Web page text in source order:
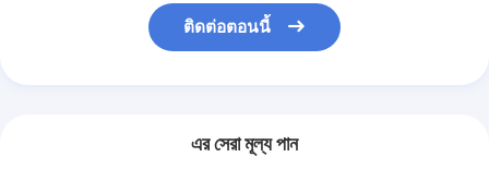
ติดต่อตอนนี้
এর সেরা মূল্য পান